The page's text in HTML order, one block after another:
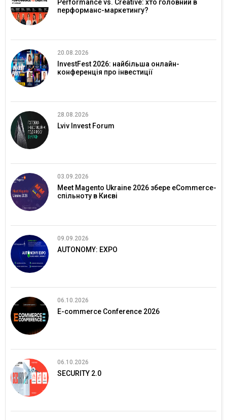
Performance vs. Creative: хто головний в
перформанс-маркетингу?
20.08.2026
InvestFest 2026: найбільша онлайн-
конференція про інвестиції
28.08.2026
Lviv Invest Forum
03.09.2026
Meet Magento Ukraine 2026 збере eCommerce-
спільноту в Києві
09.09.2026
AUTONOMY: EXPO
06.10.2026
E-commerce Conference 2026
06.10.2026
SECURITY 2.0